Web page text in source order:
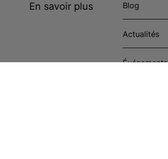
En savoir plus Blog
Actualités
Événements